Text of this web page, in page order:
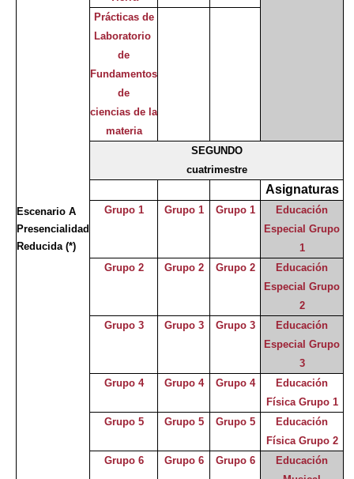
Escenario A
Presencialidad
Reducida(*)
Prácticas de
Laboratorio
de
Fundamentos
de
ciencias de la
materia
SEGUNDO
cuatrimestre
Asignaturas
Grupo 1 Grupo 1 Grupo 1
Educación
Especial Grupo
1
Grupo 2
Grupo 2 Grupo 2
Educación
Especial Grupo
2
Grupo 3
Grupo 3 Grupo 3
Educación
Especial Grupo
3
Grupo 4
Grupo 4 Grupo 4
Educación
Física Grupo 1
Grupo 5
Grupo 5 Grupo 5
Educación
Física Grupo 2
Grupo 6
Grupo 6 Grupo 6
Educación